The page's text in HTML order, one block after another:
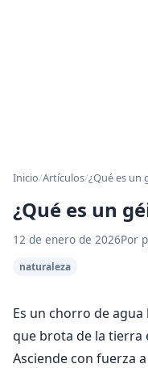
Inicio/Artículos/¿Qué es un
¿Qué es un
12 de enero de 2026Por
naturaleza
Es un chorro de
que brota de la tierra
Asciende con fuerza